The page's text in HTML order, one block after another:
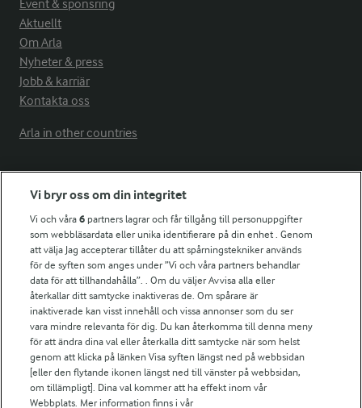
Event & sponsring
Aktuellt
Om Arla
Nyheter & press
Jobb & karriär
Kontakta oss
Arla in other countries
Fler Arlasajter
För ägare
Arlas kundportal
Arla.com
Falbygdens Ost
Arla webbshop
Bildbank
Följ oss
Vi bryr oss om din integritet
Vi och våra6 partners lagrar och får tillgång till personuppgifter
som webbläsardata eller unika identifierare på din enhet . Genom
att välja Jag accepterar tillåter du att spårningstekniker används
för de syften som anges under ”Vi och våra partners behandlar
data för att tillhandahålla”. . Om du väljer Avvisa alla eller
återkallar ditt samtycke inaktiveras de. Om spårare är
inaktiverade kan visst innehåll och vissa annonser som du ser
vara mindre relevanta för dig. Du kan återkomma till denna meny
för att ändra dina val eller återkalla ditt samtycke när som helst
genom att klicka på länken Visa syften längst ned på webbsidan
[eller den flytande ikonen längst ned till vänster på webbsidan,
om tillämpligt]. Dina val kommer att ha effekt inom vår
Webbplats. Mer information finns i vår